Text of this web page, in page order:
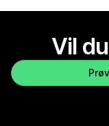
Vil